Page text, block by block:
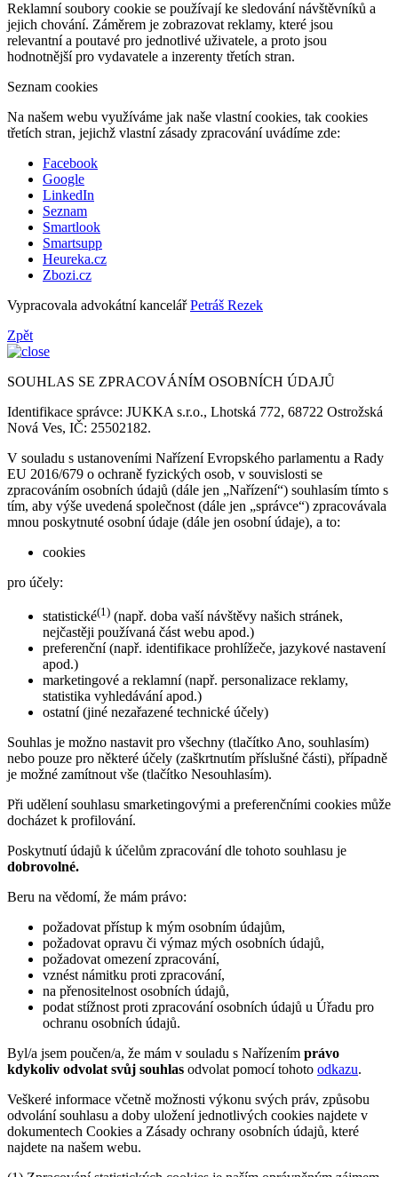
Reklamní soubory cookie se používají ke sledování návštěvníků a
jejich chování. Záměrem je zobrazovat reklamy, které jsou
relevantní a poutavé pro jednotlivé uživatele, a proto jsou
hodnotnější pro vydavatele a inzerenty třetích stran.
Seznam cookies
Na našem webu využíváme jak naše vlastní cookies, tak cookies
třetích stran, jejichž vlastní zásady zpracování uvádíme zde:
Facebook
Google
LinkedIn
Seznam
Smartlook
Smartsupp
Heureka.cz
Zbozi.cz
Vypracovala advokátní kancelářPetráš Rezek
Zpět
SOUHLAS SE ZPRACOVÁNÍM OSOBNÍCH ÚDAJŮ
Identifikace správce: JUKKA s.r.o., Lhotská 772, 68722 Ostrožská
Nová Ves, IČ: 25502182.
V souladu s ustanoveními Nařízení Evropského parlamentu a Rady
EU 2016/679 o ochraně fyzických osob, v souvislosti se
zpracováním osobních údajů (dále jen „Nařízení“) souhlasím tímto s
tím, aby výše uvedená společnost (dále jen „správce“) zpracovávala
mnou poskytnuté osobní údaje (dále jen osobní údaje), a to:
cookies
pro účely:
statistické(1) (např. doba vaší návštěvy našich stránek,
nejčastěji používaná část webu apod.)
preferenční (např. identifikace prohlížeče, jazykové nastavení
apod.)
marketingové a reklamní (např. personalizace reklamy,
statistika vyhledávání apod.)
ostatní (jiné nezařazené technické účely)
Souhlas je možno nastavit pro všechny (tlačítko Ano, souhlasím)
nebo pouze pro některé účely (zaškrtnutím příslušné části), případně
je možné zamítnout vše (tlačítko Nesouhlasím).
Při udělení souhlasu smarketingovými a preferenčními cookies může
docházet k profilování.
Poskytnutí údajů k účelům zpracování dle tohoto souhlasu je
dobrovolné.
Beru na vědomí, že mám právo:
požadovat přístup k mým osobním údajům,
požadovat opravu či výmaz mých osobních údajů,
požadovat omezení zpracování,
vznést námitku proti zpracování,
na přenositelnost osobních údajů,
podat stížnost proti zpracování osobních údajů u Úřadu pro
ochranu osobních údajů.
Byl/a jsem poučen/a, že mám v souladu s Nařízením právo
kdykoliv odvolat svůj souhlas odvolat pomocí tohoto odkazu.
Veškeré informace včetně možnosti výkonu svých práv, způsobu
odvolání souhlasu a doby uložení jednotlivých cookies najdete v
dokumentech Cookies a Zásady ochrany osobních údajů, které
najdete na našem webu.